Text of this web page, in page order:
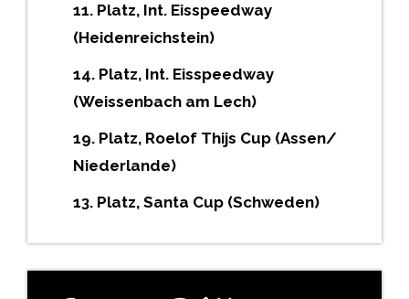
11. Platz, Int. Eisspeedway
(Heidenreichstein)
14. Platz, Int. Eisspeedway
(Weissenbach am Lech)
19. Platz, Roelof Thijs Cup (Assen/
Niederlande)
13. Platz, Santa Cup (Schweden)